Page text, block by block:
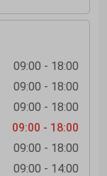
09:00 - 18:00
09:00 - 18:00
09:00 - 18:00
09:00 - 18:00
09:00 - 18:00
09:00 - 14:00